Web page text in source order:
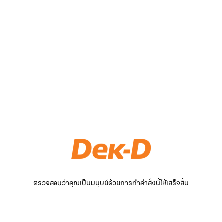
ตรวจสอบว่าคุณเป็นมนุษย์ด้วยการทำคำสั่งนี้ให้เสร็จสิ้น